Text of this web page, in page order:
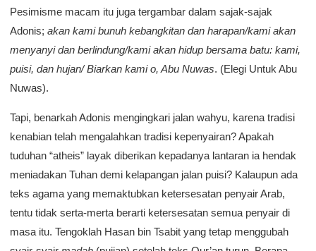
Pesimisme macam itu juga tergambar dalam sajak-sajak
Adonis; akan kami bunuh kebangkitan dan harapan/kami akan
menyanyi dan berlindung/kami akan hidup bersama batu: kami,
puisi, dan hujan/ Biarkan kami o, Abu Nuwas. (Elegi Untuk Abu
Nuwas).
Tapi, benarkah Adonis mengingkari jalan wahyu, karena tradisi
kenabian telah mengalahkan tradisi kepenyairan? Apakah
tuduhan “atheis” layak diberikan kepadanya lantaran ia hendak
meniadakan Tuhan demi kelapangan jalan puisi? Kalaupun ada
teks agama yang memaktubkan ketersesatan penyair Arab,
tentu tidak serta-merta berarti ketersesatan semua penyair di
masa itu. Tengoklah Hasan bin Tsabit yang tetap menggubah